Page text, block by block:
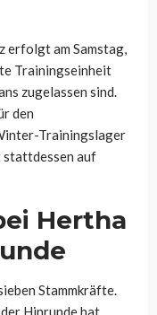
erfolgt am Samstag,
Trainingseinheit
zugelassen sind.
den
Trainingslager
stattdessen auf
Hertha
Stammkräfte.
Hinrunde hat